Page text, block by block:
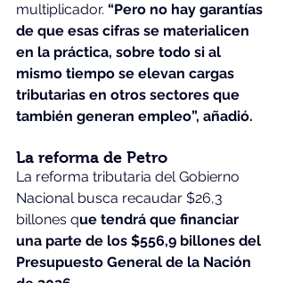
multiplicador. “Pero no hay garantías
de que esas cifras se materialicen
en la práctica, sobre todo si al
mismo tiempo se elevan cargas
tributarias en otros sectores que
también generan empleo”, añadió.
La reforma de Petro
La reforma tributaria del Gobierno
Nacional busca recaudar $26,3
billones que tendrá que financiar
una parte de los $556,9 billones del
Presupuesto General de la Nación